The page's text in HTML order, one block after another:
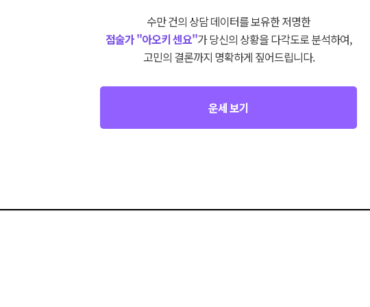
수만 건의 상담 데이터를 보유한 저명한
점술가 "아오키 센요"가 당신의 상황을 다각도로 분석하여,
고민의 결론까지 명확하게 짚어드립니다.
운세 보기